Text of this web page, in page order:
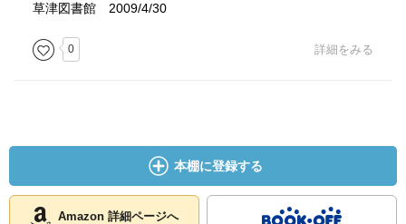
草津図書館 2009/4/30
0 詳細をみる
本棚に登録する
Amazon 詳細ページへ